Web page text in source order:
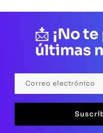
📩 ¡No
últimas